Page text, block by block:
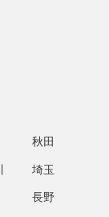
秋田
埼玉
長野